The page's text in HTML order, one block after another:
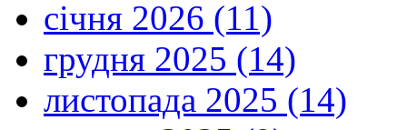
січня 2026 (11)
грудня 2025 (14)
листопада 2025 (14)